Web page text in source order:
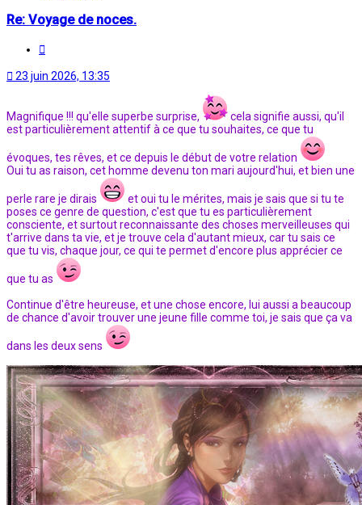
Re: Voyage de noces.
23 juin 2026, 13:35
Magnifique !!! qu'elle superbe surprise,
cela signifie aussi, qu'il
est particulièrement attentif à ce que tu souhaites, ce que tu
évoques, tes rêves, et ce depuis le début de votre relation
Oui tu as raison, cet homme devenu ton mari aujourd'hui, et bien une
perle rare je dirais
et oui tu le mérites, mais je sais que si tu te
poses ce genre de question, c'est que tu es particulièrement
consciente, et surtout reconnaissante des choses merveilleuses qui
t'arrive dans ta vie, et je trouve cela d'autant mieux, car tu sais ce
que tu vis, chaque jour, ce qui te permet d'encore plus apprécier ce
que tu as
Continue d'être heureuse, et une chose encore, lui aussi a beaucoup
de chance d'avoir trouver une jeune fille comme toi, je sais que ça va
dans les deux sens